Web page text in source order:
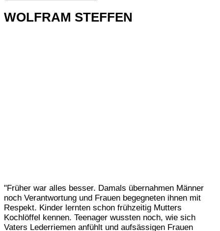
WOLFRAM STEFFEN
"Früher war alles besser. Damals übernahmen Männer
noch Verantwortung und Frauen begegneten ihnen mit
Respekt. Kinder lernten schon frühzeitig Mutters
Kochlöffel kennen. Teenager wussten noch, wie sich
Vaters Lederriemen anfühlt und aufsässigen Frauen